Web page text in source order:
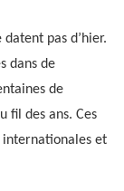
pas d’hier.
dans de
de
fil des ans. Ces
internationales et